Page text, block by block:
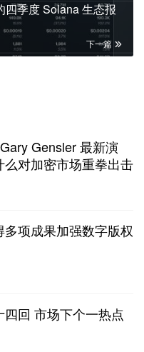
四季度 Solana 生态报
下一篇
Gensler 最新演
么对加密市场重拳出击
项成果加强数字版权
第一百八十四回 市场下个一热点